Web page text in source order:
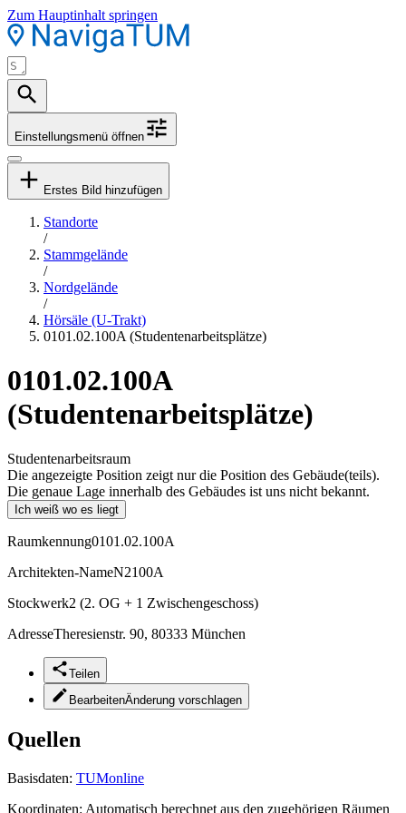
Zum Hauptinhalt springen
Einstellungsmenü öffnen
Erstes Bild hinzufügen
Standorte
/
Stammgelände
/
Nordgelände
/
Hörsäle (U-Trakt)
0101.02.100A (Studentenarbeitsplätze)
0101.02.100A
(Studentenarbeitsplätze)
Studentenarbeitsraum
Die angezeigte Position zeigt nur die Position des Gebäude(teils).
Die genaue Lage innerhalb des Gebäudes ist uns nicht bekannt.
Ich weiß wo es liegt
Raumkennung0101.02.100A
Architekten-NameN2100A
Stockwerk2 (2. OG + 1 Zwischengeschoss)
AdresseTheresienstr. 90, 80333 München
Teilen
BearbeitenÄnderung vorschlagen
Quellen
Basisdaten: TUMonline
Koordinaten: Automatisch berechnet aus den zugehörigen Räumen